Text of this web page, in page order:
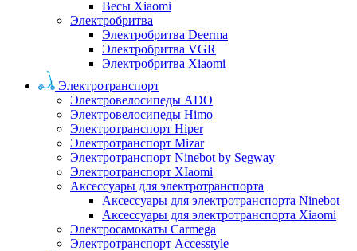
Весы Xiaomi
Электробритва
Электробритва Deerma
Электробритва VGR
Электробритва Xiaomi
Электротранспорт
Электровелосипеды ADO
Электровелосипеды Himo
Электротранспорт Hiper
Электротранспорт Mizar
Электротранспорт Ninebot by Segway
Электротранспорт XIaomi
Аксессуары для электротранспорта
Аксессуары для электротранспорта Ninebot
Аксессуары для электротранспорта Xiaomi
Электросамокаты Carmega
Электротранспорт Accesstyle